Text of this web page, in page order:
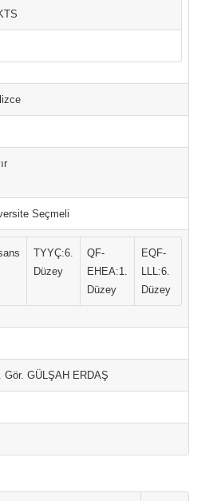
Seçmeli
TYYÇ:6.
Düzey
QF-
EHEA:1.
Düzey
EQF-
LLL:6.
Düzey
Gör. GÜLŞAH ERDAŞ